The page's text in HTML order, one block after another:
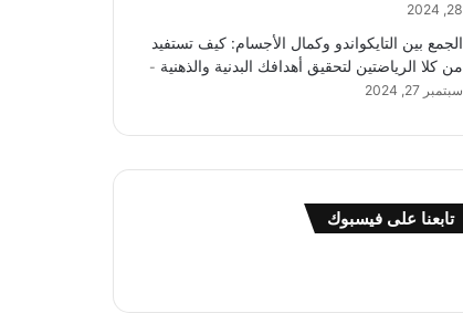
28, 2024
الجمع بين التايكواندو وكمال الأجسام: كيف تستفيد
من كلا الرياضتين لتحقيق أهدافك البدنية والذهنية
سبتمبر 27, 2024
تابعنا على فيسبوك